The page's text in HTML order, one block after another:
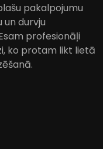
pakalpojumu
un durvju
profesionāļi
ko protam likt lietā